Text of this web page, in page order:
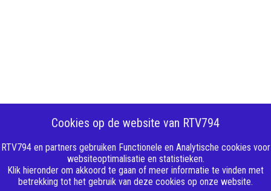
Cookies op de website van RTV794
RTV794 en partners gebruiken Functionele en Analytische cookies voor
websiteoptimalisatie en statistieken.
Klik hieronder om akkoord te gaan of meer informatie te vinden met
betrekking tot het gebruik van deze cookies op onze website.